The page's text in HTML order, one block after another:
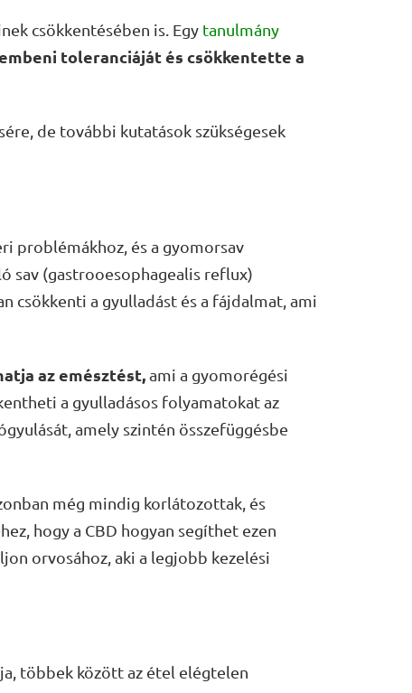
csökkentésében is. Egy tanulmány
toleranciáját és csökkentette a
de további kutatások szükségesek
problémákhoz, és a gyomorsav
sav (gastrooesophagealis reflux)
csökkenti a gyulladást és a fájdalmat, ami
az emésztést,ami a gyomorégési
a gyulladásos folyamatokat az
amely szintén összefüggésbe
még mindig korlátozottak, és
hogy a CBD hogyan segíthet ezen
orvosához, aki a legjobb kezelési
többek között az étel elégtelen